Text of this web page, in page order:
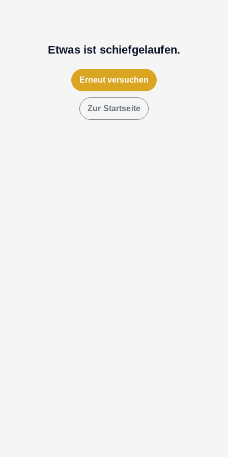
Etwas ist schiefgelaufen.
Erneut versuchen
Zur Startseite